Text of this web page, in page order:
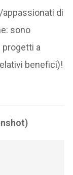
di
sono
a
benefici)!